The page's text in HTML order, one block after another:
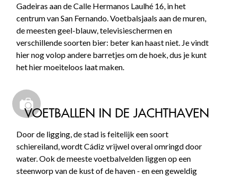
Gadeiras aan de Calle Hermanos Laulhé 16, in het
centrum van San Fernando. Voetbalsjaals aan de muren,
de meesten geel-blauw, televisieschermen en
verschillende soorten bier: beter kan haast niet. Je vindt
hier nog volop andere barretjes om de hoek, dus je kunt
het hier moeiteloos laat maken.
VOETBALLEN IN DE JACHTHAVEN
Door de ligging, de stad is feitelijk een soort
schiereiland, wordt Cádiz vrijwel overal omringd door
water. Ook de meeste voetbalvelden liggen op een
steenworp van de kust of de haven - en een geweldig